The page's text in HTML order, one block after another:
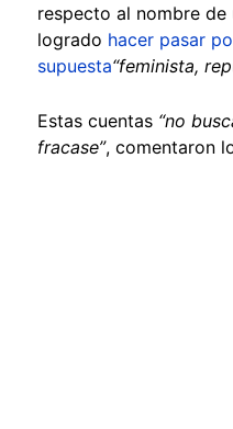
respecto al nombre
logrado hacer pasar
supuesta“feminista,
Estas cuentas “no
fracase”, comentaron